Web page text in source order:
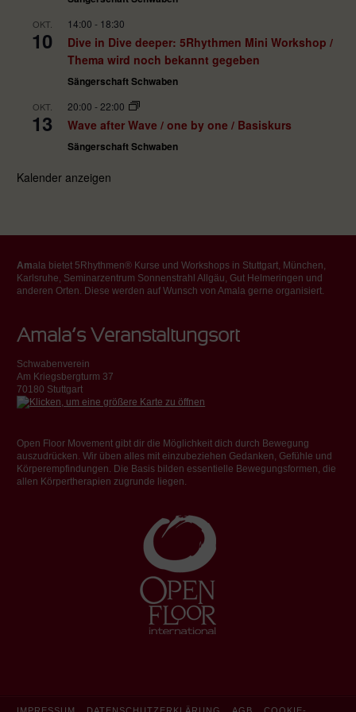
OKT.
10
14:00 - 18:30
Dive in Dive deeper: 5Rhythmen Mini Workshop /
Thema wird noch bekannt gegeben
Sängerschaft Schwaben
OKT.
13
20:00 - 22:00
Wave after Wave / one by one / Basiskurs
Sängerschaft Schwaben
Kalender anzeigen
Amala bietet 5Rhythmen® Kurse und Workshops in Stuttgart, München,
Karlsruhe, Seminarzentrum Sonnenstrahl Allgäu, Gut Helmeringen und
anderen Orten. Diese werden auf Wunsch von Amala gerne organisiert.
Amala’s Veranstaltungsort
Schwabenverein
Am Kriegsbergturm 37
70180 Stuttgart
Open Floor Movement gibt dir die Möglichkeit dich durch Bewegung
auszudrücken. Wir üben alles mit einzubeziehen Gedanken, Gefühle und
Körperempfindungen. Die Basis bilden essentielle Bewegungsformen, die
allen Körpertherapien zugrunde liegen.